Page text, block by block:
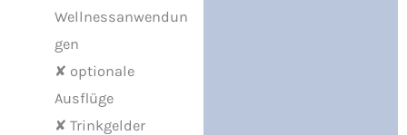
Wellnessanwendun
gen
✘ optionale
Ausflüge
✘ Trinkgelder